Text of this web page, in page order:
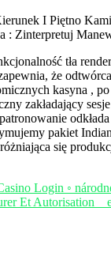
I Piętno
: Zinterpretuj
tła
że
kasyna ,
zakładający
pakiet
się
Login ◦
Et Autorisation _